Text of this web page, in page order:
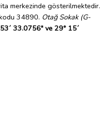
merkezinde gösterilmektedir.
34890. Otağ Sokak (G-
33.0756" ve 29° 15´